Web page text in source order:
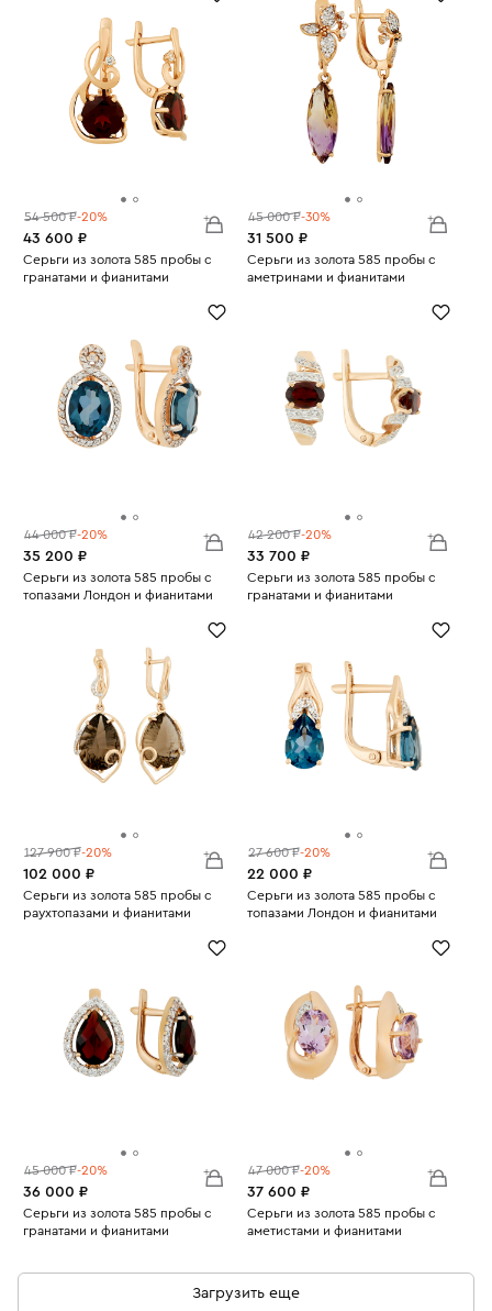
54 500 ₽-20%
43 600 ₽
Серьги из золота 585 пробы с
гранатами и фианитами
45 000 ₽-30%
31 500 ₽
Серьги из золота 585 пробы с
аметринами и фианитами
44 000 ₽-20%
35 200 ₽
Серьги из золота 585 пробы с
топазами Лондон и фианитами
42 200 ₽-20%
33 700 ₽
Серьги из золота 585 пробы с
гранатами и фианитами
127 900 ₽-20%
102 000 ₽
Серьги из золота 585 пробы с
раухтопазами и фианитами
27 600 ₽-20%
22 000 ₽
Серьги из золота 585 пробы с
топазами Лондон и фианитами
45 000 ₽-20%
36 000 ₽
Серьги из золота 585 пробы с
гранатами и фианитами
47 000 ₽-20%
37 600 ₽
Серьги из золота 585 пробы с
аметистами и фианитами
Загрузить еще